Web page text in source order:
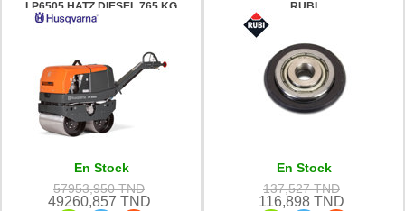
LP6505 HATZ DIESEL 765 KG
HUSQVARNA
En Stock
57953,950 TND
49260,857 TND
RUBI
En Stock
137,527 TND
116,898 TND